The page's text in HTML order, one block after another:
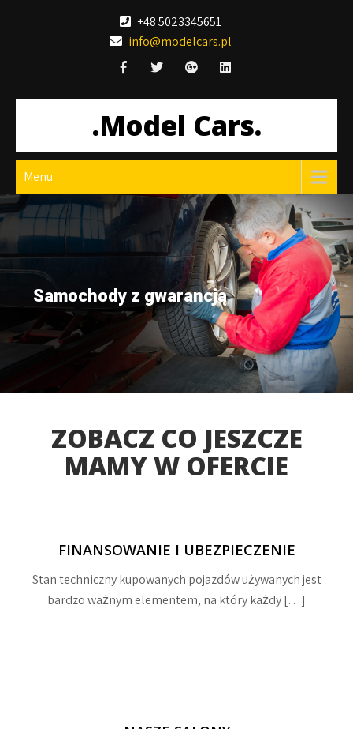
+48 5023345651
info@modelcars.pl
.Model Cars.
Menu
Samochody z gwarancją
ZOBACZ CO JESZCZE
MAMY W OFERCIE
FINANSOWANIE I UBEZPIECZENIE
Stan techniczny kupowanych pojazdów używanych jest
bardzo ważnym elementem, na który każdy […]